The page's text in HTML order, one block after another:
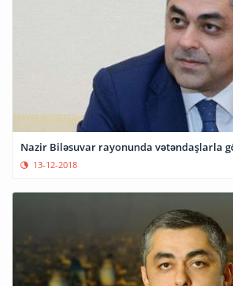
Nazir Biləsuvar rayonunda vətəndaşlarla
13-12-2018